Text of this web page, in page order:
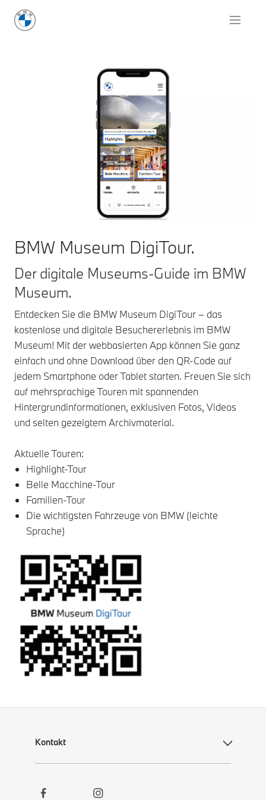
BMW Museum DigiTour.
Der digitale Museums-Guide im BMW
Museum.
Entdecken Sie die BMW Museum DigiTour – das
kostenlose und digitale Besuchererlebnis im BMW
Museum! Mit der webbasierten App können Sie ganz
einfach und ohne Download über den QR-Code auf
jedem Smartphone oder Tablet starten. Freuen Sie sich
auf mehrsprachige Touren mit spannenden
Hintergrundinformationen, exklusiven Fotos, Videos
und selten gezeigtem Archivmaterial.
Aktuelle Touren:
Highlight-Tour
Belle Macchine-Tour
Familien-Tour
Die wichtigsten Fahrzeuge von BMW (leichte
Sprache)
Kontakt
Links